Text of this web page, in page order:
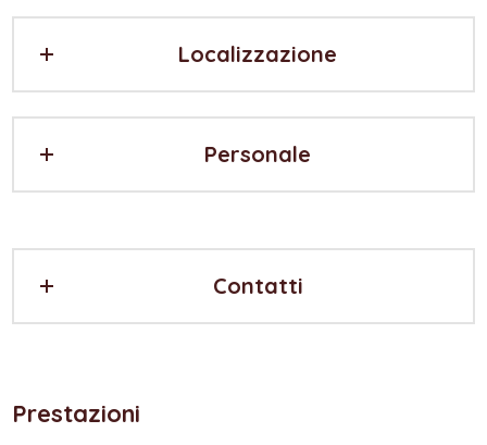
Localizzazione
Personale
Contatti
Prestazioni